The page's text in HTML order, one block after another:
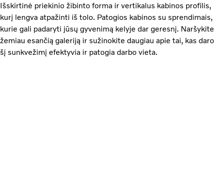
Išskirtinė priekinio žibinto forma ir vertikalus kabinos profilis,
kurį lengva atpažinti iš tolo. Patogios kabinos su sprendimais,
kurie gali padaryti jūsų gyvenimą kelyje dar geresnį. Naršykite
žemiau esančią galeriją ir sužinokite daugiau apie tai, kas daro
šį sunkvežimį efektyvia ir patogia darbo vieta.